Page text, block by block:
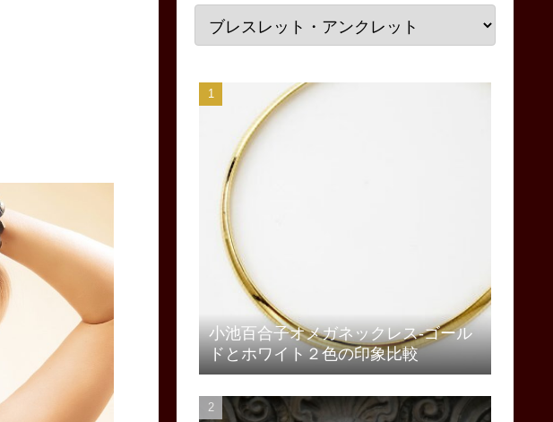
小池百合子オメガネックレス-ゴール
ドとホワイト２色の印象比較